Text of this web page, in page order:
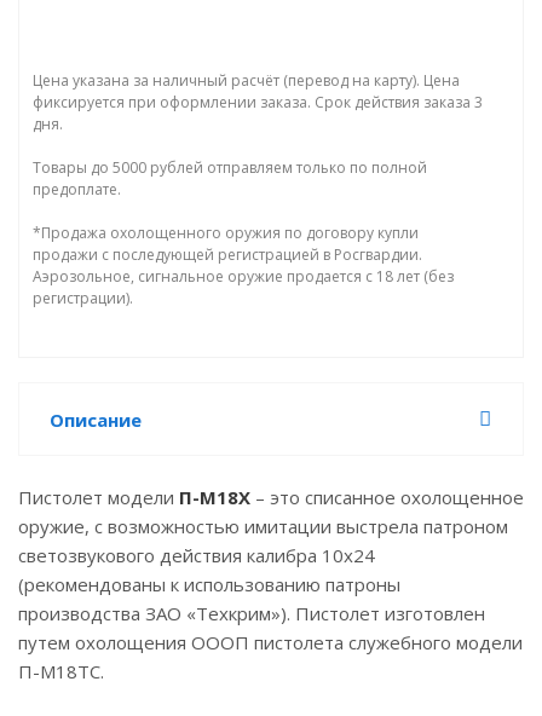
Цена указана за наличный расчёт (перевод на карту). Цена
фиксируется при оформлении заказа. Срок действия заказа 3
дня.
Товары до 5000 рублей отправляем только по полной
предоплате.
*Продажа охолощенного оружия по договору купли
продажи с последующей регистрацией в Росгвардии.
Аэрозольное, сигнальное оружие продается с 18 лет (без
регистрации).
Описание
Пистолет модели П-М18Х – это списанное охолощенное
оружие, с возможностью имитации выстрела патроном
светозвукового действия калибра 10х24
(рекомендованы к использованию патроны
производства ЗАО «Техкрим»). Пистолет изготовлен
путем охолощения ОООП пистолета служебного модели
П-М18ТС.